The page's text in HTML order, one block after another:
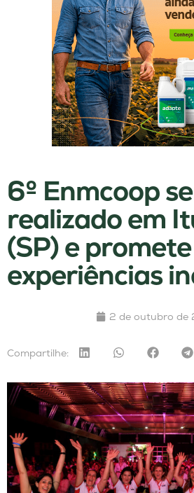
6º Enmcoop
realizado em
(SP) e promete
experiências
2 de outubro de
Compartilhe: